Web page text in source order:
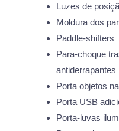
Luzes de
Moldura dos
Paddle-shifters
Para-choque
antiderrapantes
Porta objetos
Porta USB
Porta-luvas